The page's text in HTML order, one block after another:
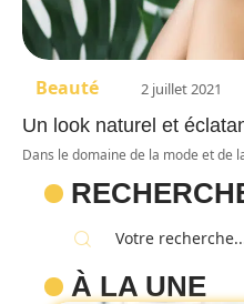
Beauté 2 juillet 2021
Un look naturel et
Dans le domaine de la mode et de
À LA UNE